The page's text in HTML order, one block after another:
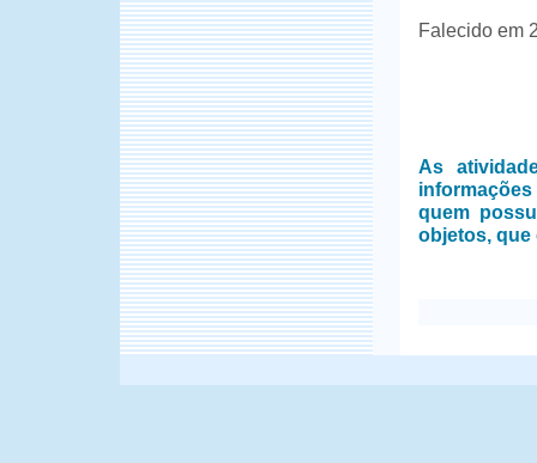
Falecido em
As
quem
objetos, que